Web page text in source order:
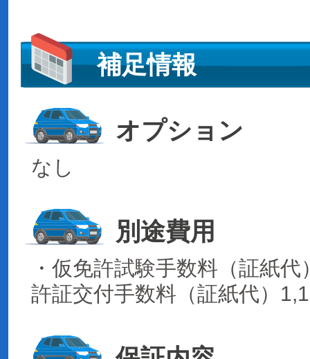
補足情報
オプション
なし
別途費用
・仮免許試験手数料（証紙
許証交付手数料（証紙代）